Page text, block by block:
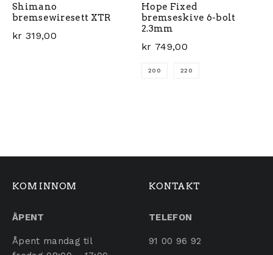
Shimano
bremsewiresett XTR
kr 319,00
Hope Fixed
bremseskive 6-bolt
2.3mm
kr 749,00
200 220
KOM INNOM
ÅPENT
Åpent mandag til
KONTAKT
TELEFON
91 00 96 92